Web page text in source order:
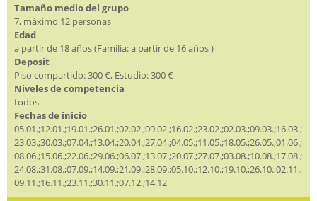
Tamaño medio del grupo
7, máximo 12 personas
Edad
a partir de 18 años (Familia: a partir de 16 años )
Deposit
Piso compartido: 300 €, Estudio: 300 €
Niveles de competencia
todos
Fechas de inicio
05.01.;12.01.;19.01.;26.01.;02.02.;09.02.;16.02.;23.02.;02.03.;09.03.;16.03.;
23.03.;30.03.;07.04.;13.04.;20.04.;27.04.;04.05.;11.05.;18.05.;26.05.;01.06.;
08.06.;15.06.;22.06.;29.06.;06.07.;13.07.;20.07.;27.07.;03.08.;10.08.;17.08.;
24.08.;31.08.;07.09.;14.09.;21.09.;28.09.;05.10.;12.10.;19.10.;26.10.;02.11.;
09.11.;16.11.;23.11.;30.11.;07.12.;14.12